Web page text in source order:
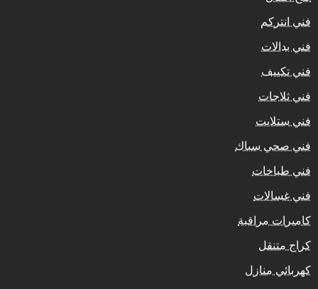
فني انتركم
فني بدالات
فني تكييف
فني ثلاجات
فني ستلايت
فني صحي سباك
فني طباخات
فني غسالات
كاميرات مراقبة
كراج متنقل
كهربائي منازل